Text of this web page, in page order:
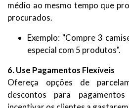
médio ao mesmo tempo que
procurados.
Exemplo: "Compre 3
especial com 5 produtos".
6. Use Pagamentos Flexíveis
Ofereça opções de
descontos para